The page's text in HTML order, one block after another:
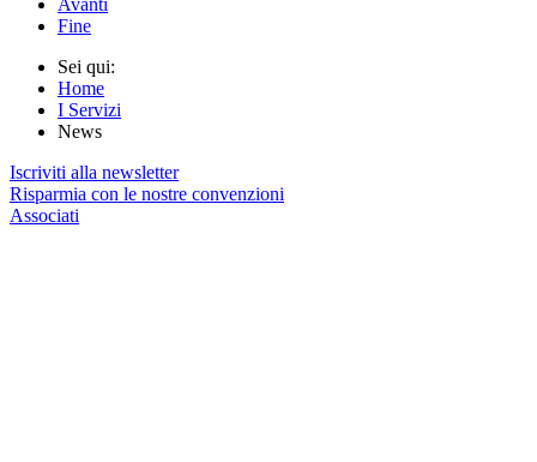
Avanti
Fine
Sei qui:
Home
I Servizi
News
Iscriviti alla newsletter
Risparmia con le nostre convenzioni
Associati